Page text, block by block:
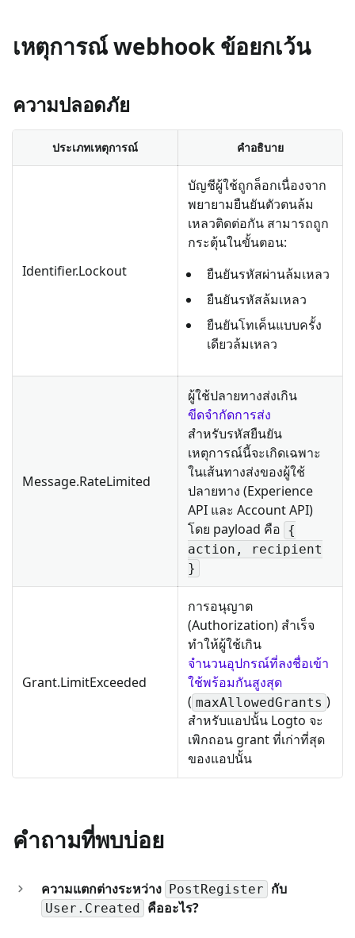
เหตุการณ์ webhook ข้อยกเว้น
ความปลอดภัย
ประเภทเหตุการณ์ คำอธิบาย
Identifier.Lockout
บัญชีผู้ใช้ถูกล็อกเนื่องจาก
พยายามยืนยันตัวตนล้ม
เหลวติดต่อกัน สามารถถูก
กระตุ้นในขั้นตอน:
ยืนยันรหัสผ่านล้มเหลว
ยืนยันรหัสล้มเหลว
ยืนยันโทเค็นแบบครั้ง
เดียวล้มเหลว
Message.RateLimited
ผู้ใช้ปลายทางส่งเกิน
ขีดจำกัดการส่ง
สำหรับรหัสยืนยัน
เหตุการณ์นี้จะเกิดเฉพาะ
ในเส้นทางส่งของผู้ใช้
ปลายทาง (Experience
API และ Account API)
โดย payload คือ {
action, recipient
}
Grant.LimitExceeded
การอนุญาต
(Authorization) สำเร็จ
ทำให้ผู้ใช้เกิน
จำนวนอุปกรณ์ที่ลงชื่อเข้า
ใช้พร้อมกันสูงสุด
( maxAllowedGrants )
สำหรับแอปนั้น Logto จะ
เพิกถอน grant ที่เก่าที่สุด
ของแอปนั้น
คำถามที่พบบ่อย
ความแตกต่างระหว่าง PostRegister กับ
User.Created คืออะไร?